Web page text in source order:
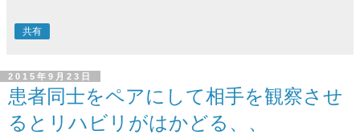
共有
2015年9月23日
患者同士をペアにして相手を観察させ
るとリハビリがはかどる、、